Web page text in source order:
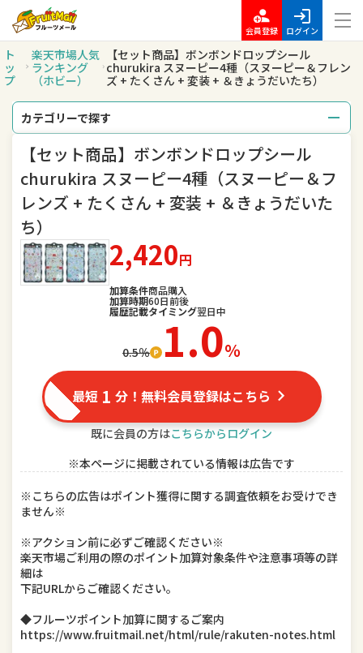
会員登録 ログイン
ト
ッ
プ
楽天市場人気
ランキング
（ホビー）
【セット商品】ボンボンドロップシール
churukira スヌーピー4種（スヌーピー＆フレン
ズ + たくさん + 変装 + ＆きょうだいたち）
カテゴリーで探す
総合 レディースファッション
メンズファッション インナー・下着・ナイトウェア
バッグ・小物・ブランド雑貨
腕時計 ジュエリー・アクセサリー
キッズ・ベビー・マタニティ
家電
TV・オーディオ・カメラ
スマートフォン・タブレット
日本酒・焼酎
キッチン用品・食器・調理器具 本・雑誌・コミック
楽器・音響機器 車用品・バイク用品
【セット商品】ボンボンドロップシール
churukira スヌーピー4種（スヌーピー＆フ
レンズ + たくさん + 変装 + ＆きょうだいた
ち）
2,420円
加算条件商品購入
加算時期60日前後
履歴記載タイミング翌日中
0.5％ 1.0％
最短 1 分！無料会員登録はこちら
既に会員の方はこちらからログイン
※本ページに掲載されている情報は広告です
※こちらの広告はポイント獲得に関する調査依頼をお受けでき
ません※
※アクション前に必ずご確認ください※
楽天市場ご利用の際のポイント加算対象条件や注意事項等の詳
細は
下記URLからご確認ください。
◆フルーツポイント加算に関するご案内
https://www.fruitmail.net/html/rule/rakuten-notes.html